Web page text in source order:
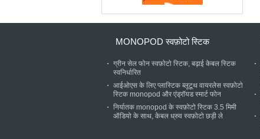
MONOPOD स्वफ़ोटो स्टिक
ग्रीन सेल फोन स्वफ़ोटो स्टिक, बढ़ाई केबल स्टिक
स्वनिर्धारित
आईओएस के लिए प्लास्टिक ब्लूटूथ वायरलेस स्वफ़ोटो
स्टिक monopod और एंड्रॉयड स्मार्ट फोन
निर्यातक monopod के स्वफ़ोटो स्टिक 3.5 मिमी
ऑडियो के साथ, केबल ध्रुव स्वफ़ोटो छड़ी ले